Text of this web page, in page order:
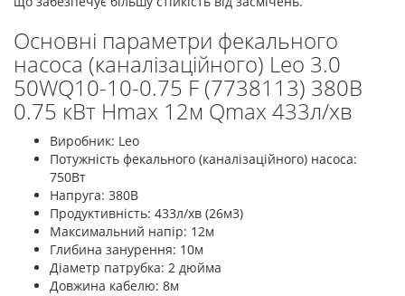
Основні параметри фекального
насоса (каналізаційного) Leo 3.0
50WQ10-10-0.75 F (7738113) 380В
0.75 кВт Hmax 12м Qmax 433л/хв
Виробник: Leo
Потужність фекального (каналізаційного) насоса:
750Вт
Напруга: 380В
Продуктивність: 433л/хв (26м3)
Максимальний напір: 12м
Глибина занурення: 10м
Діаметр патрубка: 2 дюйма
Довжина кабелю: 8м